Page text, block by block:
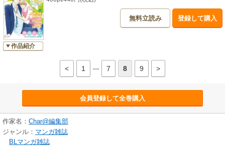
作品紹介
無料立読み 登録して購入
< 1 ... 7 8 9 >
会員登録して全巻購入
作家名： Char@編集部
ジャンル： マンガ雑誌
BLマンガ雑誌